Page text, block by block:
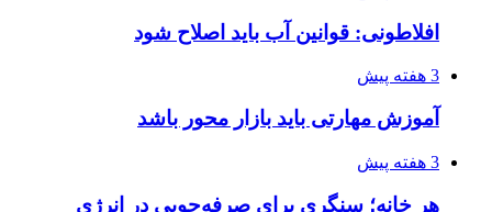
افلاطونی: قوانین آب باید اصلاح شود
3 هفته پیش
آموزش مهارتی باید بازار محور باشد
3 هفته پیش
هر خانه؛ سنگری برای صرفه‌جویی در انرژی